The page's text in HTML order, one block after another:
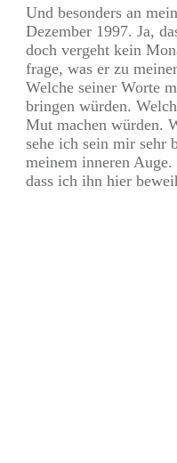
Und besonders an
Dezember 1997. Ja,
doch vergeht kein
frage, was er zu
Welche seiner Worte
bringen würden.
Mut machen würden.
sehe ich sein mir sehr
meinem inneren
dass ich ihn hier